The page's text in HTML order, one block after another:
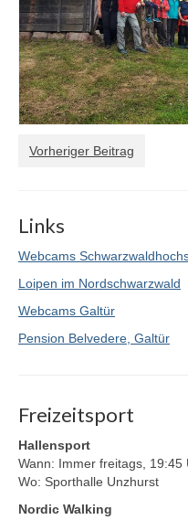
Vorheriger Beitrag
Links
Webcams
Loipen im Nordschwarzwald
Webcams Galtür
Pension Belvedere, Galtür
Freizeitsport
Hallensport
Wann: Immer freitags, 19:45
Wo: Sporthalle Unzhurst
Nordic Walking